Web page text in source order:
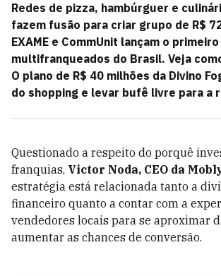
Redes de pizza, hambúrguer e
fazem fusão para criar grupo de R$
EXAME e CommUnit lançam o
multifranqueados do Brasil. Veja
O plano de R$ 40 milhões da Divino
do shopping e levar bufê livre para a
Questionado a respeito do porquê
franquias, Victor Noda, CEO da
estratégia está relacionada tanto a
financeiro quanto a contar com a
vendedores locais para se aproximar
aumentar as chances de conversão.